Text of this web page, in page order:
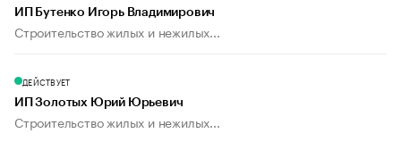
ИП Бутенко Игорь Владимирович
Строительство жилых и нежилых...
ДЕЙСТВУЕТ
ИП Золотых Юрий Юрьевич
Строительство жилых и нежилых...